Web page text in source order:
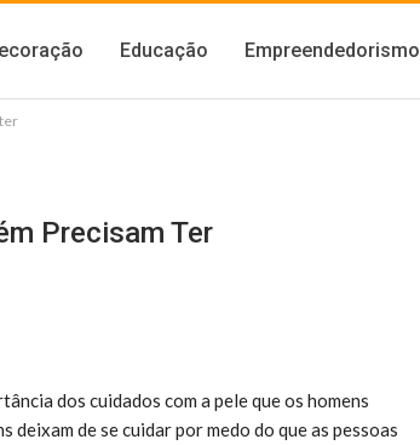
Educação Empreendedorismo
Precisam Ter
dos cuidados com a pele que os homens
de se cuidar por medo do que as pessoas